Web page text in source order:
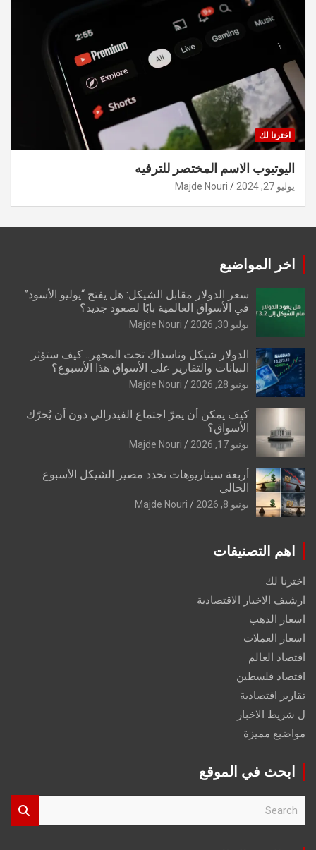
اخترنا لك
اليوتيوب الاسم المختصر للترفيه
يوليو 27, 2024 Majde Nouri
اخر المواضيع
سعر الدولار مقابل الشيكل: هل يفتح “يوليو الأسود”
في الأسواق العالمية بابًا لصعود جديد؟
يوليو 30, 2026 Majde Nouri
الدولار شيكل وناسداك تحت المجهر.. كيف ستؤثر
البيانات والتقارير على الأسواق هذا الأسبوع؟
يونيو 28, 2026 Majde Nouri
كيف يمكن أن يمرّ اجتماع الفيدرالي دون أن يُحرّك
الأسواق؟
يونيو 17, 2026 Majde Nouri
أربعة سيناريوهات تحدد مصير الشيكل الأسبوع
الحالي
يونيو 8, 2026 Majde Nouri
اهم التصنيفات
اخترنا لك
ارشيف الاخبار الاقتصادية
اسعار الذهب
اسعار العملات
اقتصاد العالم
اقتصاد فلسطين
تقارير اقتصادية
ل شريط الاخبار
مواضيع مميزة
ابحث في الموقع
r